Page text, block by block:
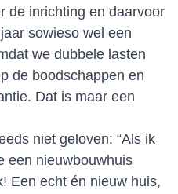
de inrichting en daarvoor
sowieso wel een
we dubbele lasten
de boodschappen en
Dat is maar een
niet geloven: “Als ik
een nieuwbouwhuis
Een echt én nieuw huis,